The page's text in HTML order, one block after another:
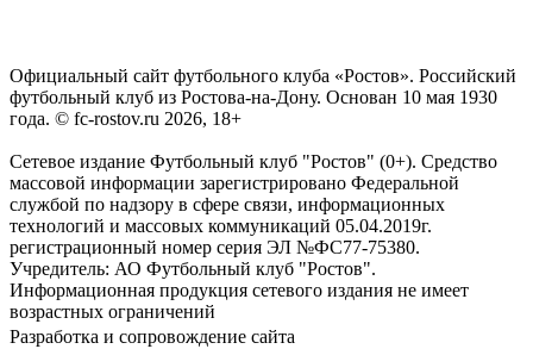
Официальный сайт футбольного клуба «Ростов». Российский
футбольный клуб из Ростова-на-Дону. Основан 10 мая 1930
года. © fc-rostov.ru 2026, 18+
Сетевое издание Футбольный клуб "Ростов" (0+). Средство
массовой информации зарегистрировано Федеральной
службой по надзору в сфере связи, информационных
технологий и массовых коммуникаций 05.04.2019г.
регистрационный номер серия ЭЛ №ФС77-75380.
Учредитель: АО Футбольный клуб "Ростов".
Информационная продукция сетевого издания не имеет
возрастных ограничений
Разработка и сопровождение сайта